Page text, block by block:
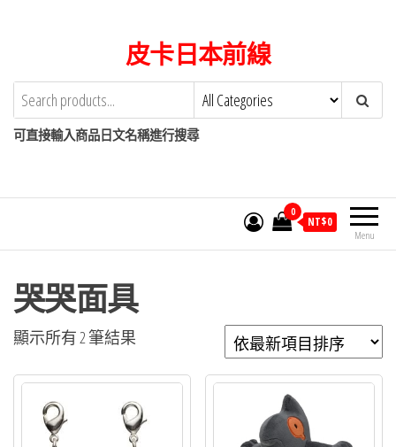
content
皮卡日本前線
可直接輸入商品日文名稱進行搜尋
Menu
0
NT$0
哭哭面具
顯示所有 2 筆結果
新
項
目